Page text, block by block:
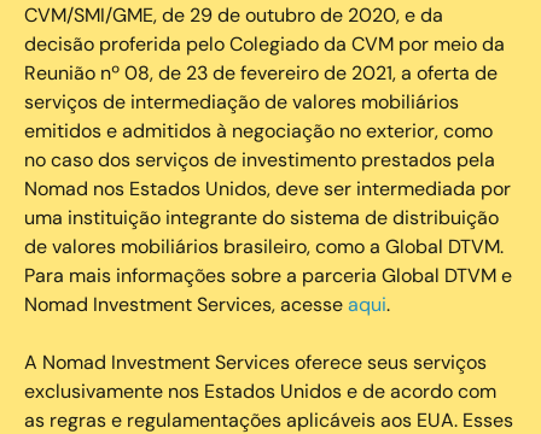
CVM/SMI/GME, de 29 de outubro de 2020, e da
decisão proferida pelo Colegiado da CVM por meio da
Reunião nº 08, de 23 de fevereiro de 2021, a oferta de
serviços de intermediação de valores mobiliários
emitidos e admitidos à negociação no exterior, como
no caso dos serviços de investimento prestados pela
Nomad nos Estados Unidos, deve ser intermediada por
uma instituição integrante do sistema de distribuição
de valores mobiliários brasileiro, como a Global DTVM.
Para mais informações sobre a parceria Global DTVM e
Nomad Investment Services, acesseaqui.
A Nomad Investment Services oferece seus serviços
exclusivamente nos Estados Unidos e de acordo com
as regras e regulamentações aplicáveis aos EUA. Esses